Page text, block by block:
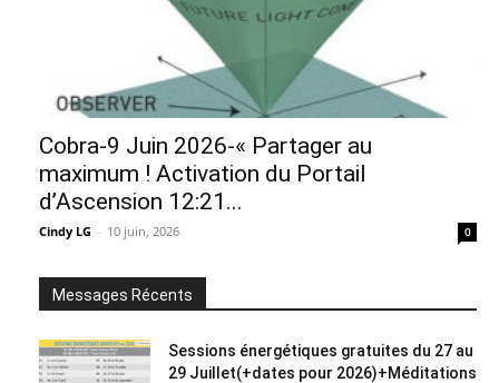
Cobra-9 Juin 2026-« Partager au
maximum ! Activation du Portail
d’Ascension 12:21...
Cindy LG - 10 juin, 2026 0
Messages Récents
Sessions énergétiques gratuites du 27 au
29 Juillet(+dates pour 2026)+Méditations